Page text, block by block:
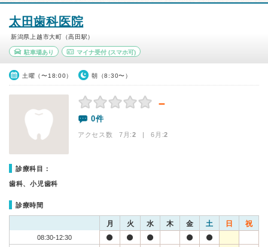
太田歯科医院
新潟県上越市大町（高田駅）
駐車場あり マイナ受付(スマホ可)
土曜（〜18:00） 朝（8:30〜）
－
0件
アクセス数 7月:2 | 6月:2
診療科目：
歯科、小児歯科
診療時間
月 火 水 木 金 土 日 祝
08:30-12:30